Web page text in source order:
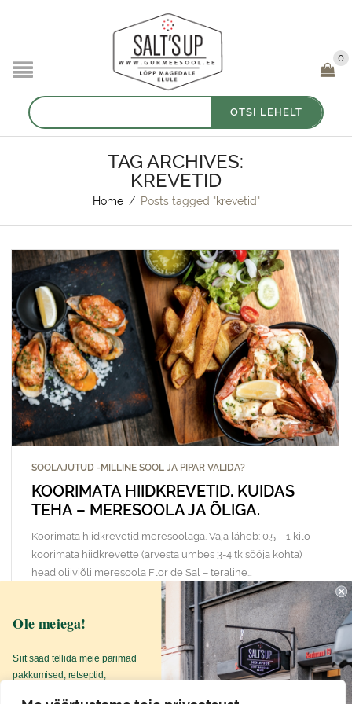
0
Otsi:
OTSI LEHELT
TAG ARCHIVES:
KREVETID
Home / Posts tagged "krevetid"
SOOLAJUTUD -MILLINE SOOL JA PIPAR VALIDA?
KOORIMATA HIIDKREVETID. KUIDAS
TEHA – MERESOOLA JA ÕLIGA.
Koorimata hiidkrevetid meresoolaga. Vaja läheb: 0.5 – 1 kilo
koorimata hiidkrevette (arvesta umbes 3-4 tk sööja kohta)
head oliiviõli meresoola Flor de Sal – teraline…
LOE EDASI
Ole meiega!
Siit saad tellida meie parimad
pakkumised, retseptid,